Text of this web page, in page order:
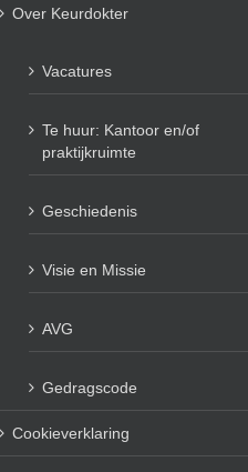
Over Keurdokter
Vacatures
Te huur: Kantoor en/of
praktijkruimte
Geschiedenis
Visie en Missie
AVG
Gedragscode
Cookieverklaring